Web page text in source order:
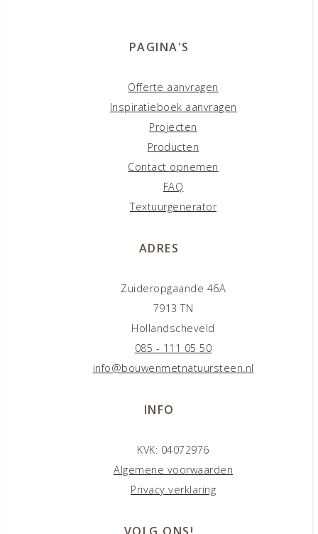
PAGINA'S
Offerte aanvragen
Inspiratieboek aanvragen
Projecten
Producten
Contact opnemen
FAQ
Textuurgenerator
ADRES
Zuideropgaande 46A
7913 TN
Hollandscheveld
085 - 111 05 50
info@bouwenmetnatuursteen.nl
INFO
KVK: 04072976
Algemene voorwaarden
Privacy verklaring